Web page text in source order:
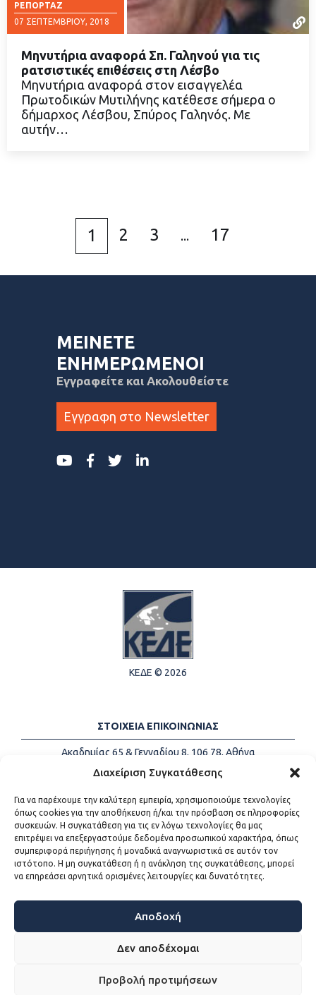
Διαχείριση Συγκατάθεσης
Για να παρέχουμε την καλύτερη εμπειρία, χρησιμοποιούμε τεχνολογίες
όπως cookies για την αποθήκευση ή/και την πρόσβαση σε πληροφορίες
συσκευών. Η συγκατάθεση για τις εν λόγω τεχνολογίες θα μας
επιτρέψει να επεξεργαστούμε δεδομένα προσωπικού χαρακτήρα, όπως
συμπεριφορά περιήγησης ή μοναδικά αναγνωριστικά σε αυτόν τον
ιστότοπο. Η μη συγκατάθεση ή η ανάκληση της συγκατάθεσης, μπορεί
να επηρεάσει αρνητικά ορισμένες λειτουργίες και δυνατότητες.
Αποδοχή
Δεν αποδέχομαι
Προβολή προτιμήσεων
ΡΕΠΟΡΤΆΖ
07 ΣΕΠΤΕΜΒΡΊΟΥ, 2018
ΔΙΑΒΑΣΤΕ ΠΕΡΙΣΣΟΤΕΡΑ
Μηνυτήρια αναφορά Σπ. Γαληνού για τις
ρατσιστικές επιθέσεις στη Λέσβο
Μηνυτήρια αναφορά στον εισαγγελέα
Πρωτοδικών Μυτιλήνης κατέθεσε σήμερα ο
δήμαρχος Λέσβου, Σπύρος Γαληνός. Με
αυτήν…
1 2 3 ... 17
ΜΕΙΝΕΤΕ
ΕΝΗΜΕΡΩΜΕΝΟΙ
Εγγραφείτε και Ακολουθείστε
Εγγραφη στο Newsletter
ΚΕΔΕ © 2026
ΣΤΟΙΧΕΙΑ ΕΠΙΚΟΙΝΩΝΙΑΣ
Ακαδημίας 65 & Γενναδίου 8, 106 78, Αθήνα
Τηλέφωνα:
+30 213-2147500
Email:
info@kede.gr
ΧΡΗΣΙΜΟΙ ΣΥΝΔΕΣΜΟΙ
Η ΚΕΔΕ
Sitemap
Προσβασιμότητα
Όροι χρήσης
WEB DEVELOPMENT BY ΕΓΚΡΙΤΟΣ GROUP - ΣΥΝΕΡΓΑΣΙΑ Α.Ε.